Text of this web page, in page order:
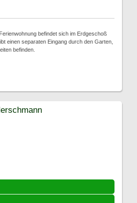
befindet sich im Erdgeschoß
einen separaten Eingang durch den Garten,
befinden.